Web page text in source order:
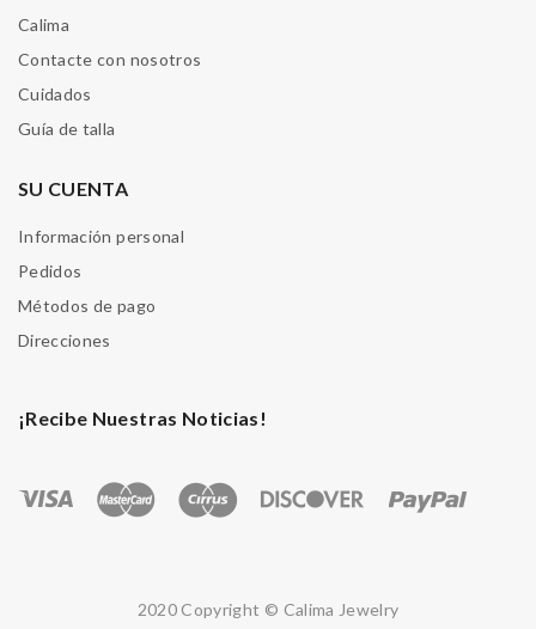
Calima
Contacte con nosotros
Cuidados
Guía de talla
SU CUENTA
Información personal
Pedidos
Métodos de pago
Direcciones
¡Recibe Nuestras Noticias!
2020 Copyright © Calima Jewelry